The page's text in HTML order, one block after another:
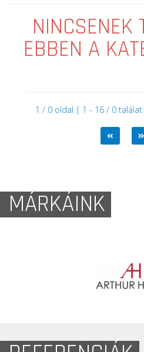
NINCSENEK
EBBEN A
1 / 0 oldal | 1 - 16 / 0 találat
MÁRKÁINK